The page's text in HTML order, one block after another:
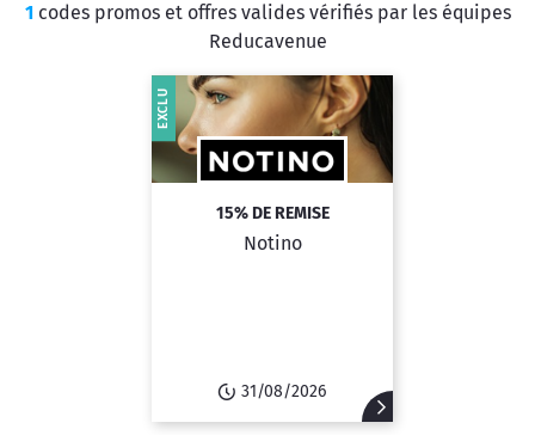
1codes promos et offres valides vérifiés par les équipes
Reducavenue
15% DE REMISE
Notino
31/08/2026
EXCLU